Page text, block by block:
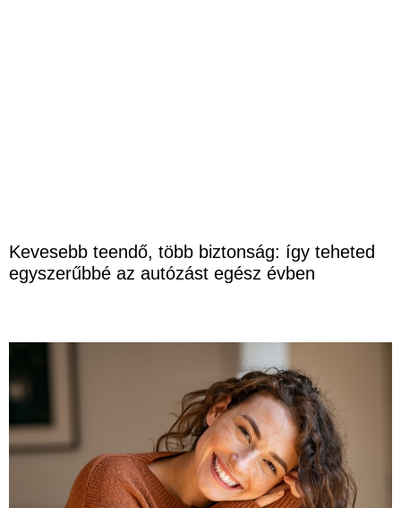
Kevesebb teendő, több biztonság: így teheted
egyszerűbbé az autózást egész évben